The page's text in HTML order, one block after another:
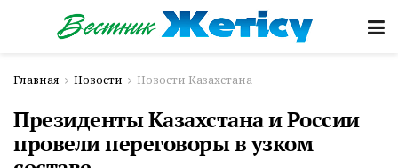
Главная Новости Новости Казахстана
Президенты Казахстана и России
провели переговоры в узком